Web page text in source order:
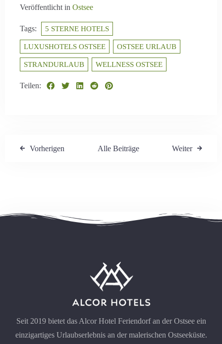
Veröffentlicht in Ostsee
Tags: 5 STERNE HOTELS
LUXUSHOTELS OSTSEE OSTSEE URLAUB
STRANDURLAUB WELLNESS OSTSEE
Teilen:
Vorherigen Alle Beiträge Weiter
Seit 2019 bietet das Alcor Hotel Feriendorf an der Ostsee ein
einzigartiges Urlaubserlebnis an der malerischen Ostseeküste.